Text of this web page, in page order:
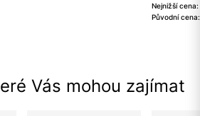
Nejnižší
Původní
Vás mohou zajímat